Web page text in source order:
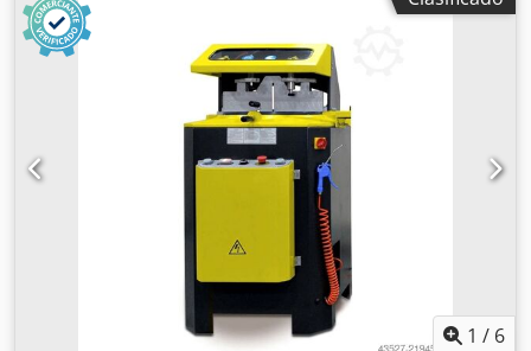
mediante un sistema neumático de 2 botones, y que sujeta
la pieza de trabajo con un doble sistema neumático.
Chjdpfx Aezf U Tmsgrsa La sujeción es ajustable tanto
horizontal como verticalmente. Además, esta sierra está
equipada con un sistema de lubricación por nebulización
que mejora el proceso de corte. El avance de la hoja de
sierra es ajustable en esta máquina. Características: -
movimiento de corte automático -doble sujeción
neumática -la hoja de sierra se mueve de abajo hacia
arriba -hoja de sierra de metal duro -velocidad de corte
ajustable -tope de longitud -sistema de lubricación y
reducción -instalación de nebulización -pistola de aire -
corte a inglete -corte automático y corte manual La
máquina se entrega instalada y montada. Es posible
1 / 6